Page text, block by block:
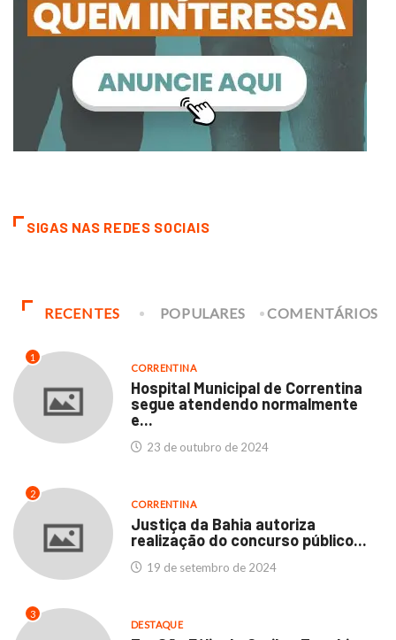
SIGAS NAS REDES SOCIAIS
RECENTES POPULARES COMENTÁRIOS
1
CORRENTINA
Hospital Municipal de Correntina
segue atendendo normalmente
e...
23 de outubro de 2024
2
CORRENTINA
Justiça da Bahia autoriza
realização do concurso público...
19 de setembro de 2024
3
DESTAQUE